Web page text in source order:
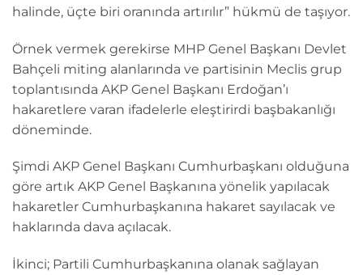
halinde, üçte biri oranında artırılır” hükmü de taşıyor.
Örnek vermek gerekirse MHP Genel Başkanı Devlet
Bahçeli miting alanlarında ve partisinin Meclis grup
toplantısında AKP Genel Başkanı Erdoğan’ı
hakaretlere varan ifadelerle eleştirirdi başbakanlığı
döneminde.
Şimdi AKP Genel Başkanı Cumhurbaşkanı olduğuna
göre artık AKP Genel Başkanına yönelik yapılacak
hakaretler Cumhurbaşkanına hakaret sayılacak ve
haklarında dava açılacak.
İkinci; Partili Cumhurbaşkanına olanak sağlayan